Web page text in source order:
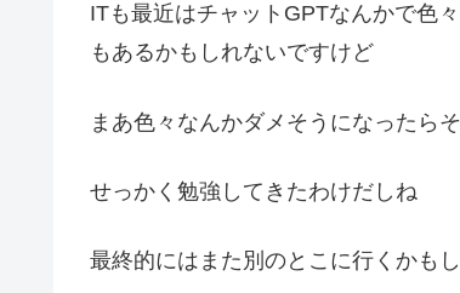
ITも最近はチャットGPTなんかで色
もあるかもしれないですけど
まあ色々なんかダメそうになったら
せっかく勉強してきたわけだしね
最終的にはまた別のとこに行くかも